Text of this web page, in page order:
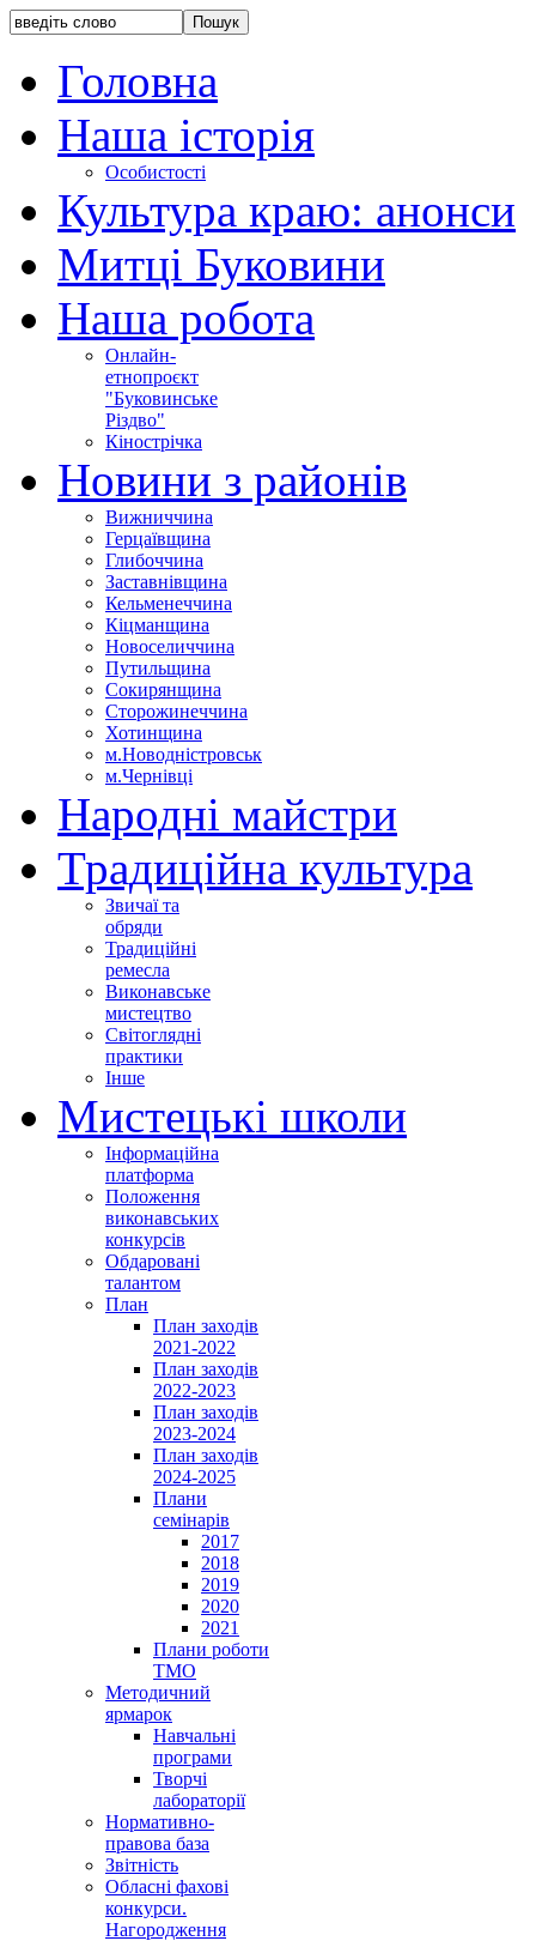
Головна
Наша історія
Особистості
Культура краю: анонси
Митці Буковини
Наша робота
Онлайн-
етнопроєкт
"Буковинське
Різдво"
Кінострічка
Новини з районів
Вижниччина
Герцаївщина
Глибоччина
Заставнівщина
Кельменеччина
Кіцманщина
Новоселиччина
Путильщина
Сокирянщина
Сторожинеччина
Хотинщина
м.Новодністровськ
м.Чернівці
Народні майстри
Традиційна культура
Звичаї та
обряди
Традиційні
ремесла
Виконавське
мистецтво
Світоглядні
практики
Інше
Мистецькі школи
Інформаційна
платформа
Положення
виконавських
конкурсів
Обдаровані
талантом
План
План заходів
2021-2022
План заходів
2022-2023
План заходів
2023-2024
План заходів
2024-2025
Плани
семінарів
2017
2018
2019
2020
2021
Плани роботи
ТМО
Методичний
ярмарок
Навчальні
програми
Творчі
лабораторії
Нормативно-
правова база
Звітність
Обласні фахові
конкурси.
Нагородження